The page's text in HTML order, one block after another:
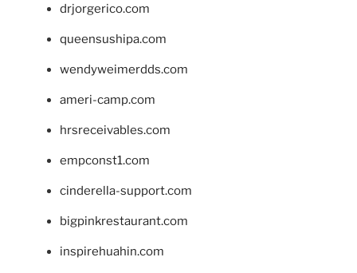
drjorgerico.com
queensushipa.com
wendyweimerdds.com
ameri-camp.com
hrsreceivables.com
empconst1.com
cinderella-support.com
bigpinkrestaurant.com
inspirehuahin.com